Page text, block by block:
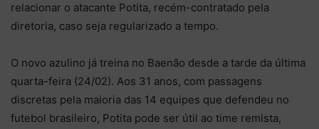
relacionar o atacante Potita, recém-contratado pela
diretoria, caso seja regularizado a tempo.
O novo azulino já treina no Baenão desde a tarde da última
quarta-feira (24/02). Aos 31 anos, com passagens
discretas pela maioria das 14 equipes que defendeu no
futebol brasileiro, Potita pode ser útil ao time remista,